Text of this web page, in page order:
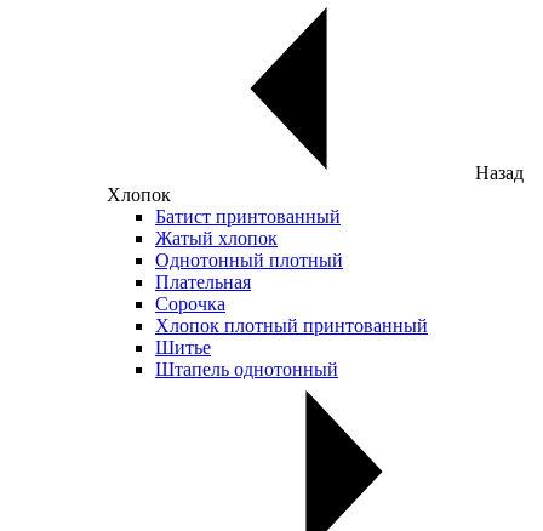
Назад
Хлопок
Батист принтованный
Жатый хлопок
Однотонный плотный
Плательная
Сорочка
Хлопок плотный принтованный
Шитье
Штапель однотонный